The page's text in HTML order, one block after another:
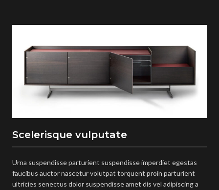
Scelerisque vulputate
Urna suspendisse parturient suspendisse imperdiet egestas
faucibus auctor nascetur volutpat torquent proin parturient
ultricies senectus dolor suspendisse amet dis vel adipiscing a